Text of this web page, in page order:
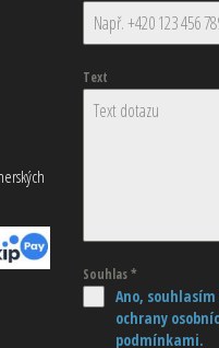
Text
Souhlas*
Ano,
ochrany
podmínkami.